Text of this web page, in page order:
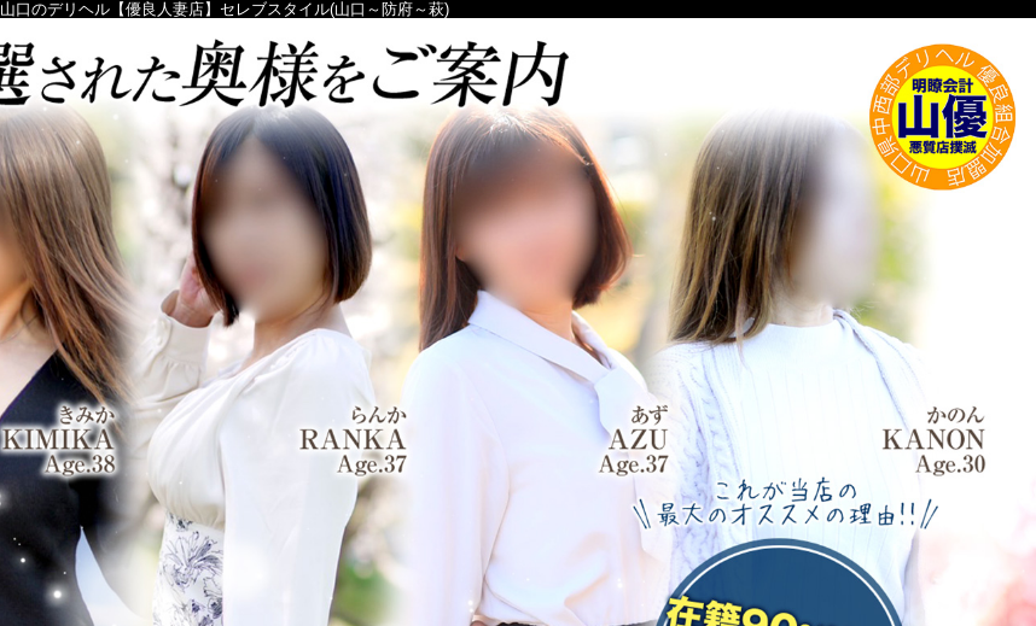
山口のデリヘル【優良人妻店】セレブスタイル(山口～防府～萩)